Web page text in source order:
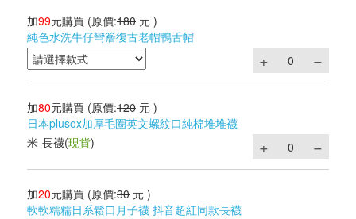
加99元購買 (原價:180 元 )
純色水洗牛仔彎簷復古老帽鴨舌帽
加80元購買 (原價:120 元 )
日本plusox加厚毛圈英文螺紋口純棉堆堆襪
米-長襪(現貨)
加20元購買 (原價:30 元 )
軟軟糯糯日系鬆口月子襪 抖音超紅同款長襪